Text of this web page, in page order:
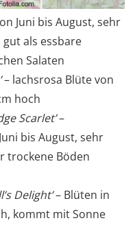
Juni bis August, sehr
als essbare
Salaten
– lachsrosa Blüte von
hoch
Scarlet’–
bis August, sehr
trockene Böden
Delight’– Blüten in
kommt mit Sonne